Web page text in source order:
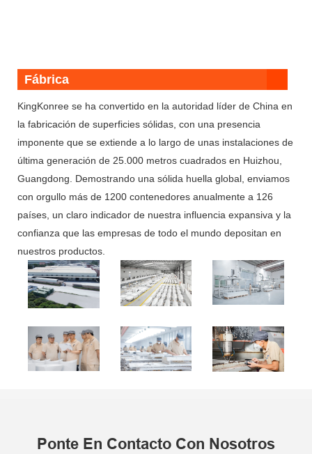
Fábrica
KingKonree se ha convertido en la autoridad líder de China en
la fabricación de superficies sólidas, con una presencia
imponente que se extiende a lo largo de unas instalaciones de
última generación de 25.000 metros cuadrados en Huizhou,
Guangdong. Demostrando una sólida huella global, enviamos
con orgullo más de 1200 contenedores anualmente a 126
países, un claro indicador de nuestra influencia expansiva y la
confianza que las empresas de todo el mundo depositan en
nuestros productos.
Ponte En Contacto Con Nosotros